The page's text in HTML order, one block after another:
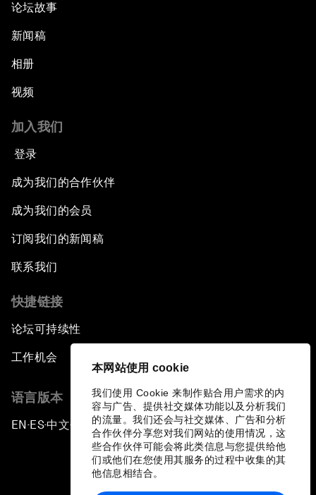
本网站使用 cookie
我们使用 Cookie 来制作贴合用户需求的内
容与广告、提供社交媒体功能以及分析我们
的流量。我们还会与社交媒体、广告和分析
合作伙伴分享您对我们网站的使用情况，这
些合作伙伴可能会将此类信息与您提供给他
们或他们在您使用其服务的过程中收集的其
他信息相结合。
论坛故事
新闻稿
相册
视频
加入我们
登录
成为我们的合作伙伴
成为我们的会员
订阅我们的新闻稿
联系我们
快捷链接
论坛可持续性
工作机会
语言版本
EN ▪ES▪中文▪ 日本語